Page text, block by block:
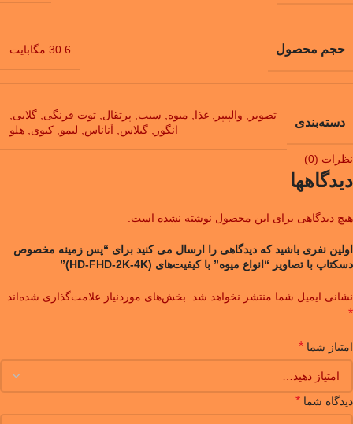
حجم محصول 30.6 مگابایت
دسته‌بندی
تصویر والپیپر غذا میوه سیب پرتقال توت فرنگی گلابی
انگور
گیلاس آناناس لیمو کیوی هلو
نظرات (0)
دیدگاهها
هیچ دیدگاهی برای این محصول نوشته نشده است.
اولین نفری باشید که دیدگاهی را ارسال می کنید برای “پس زمینه مخصوص
دسکتاپ با تصاویر “انواع میوه” با کیفیت‌های (HD-FHD-2K-4K)”
نشانی ایمیل شما منتشر نخواهد شد. بخش‌های موردنیاز علامت‌گذاری شده‌اند
*
امتیاز شما *
دیدگاه شما *